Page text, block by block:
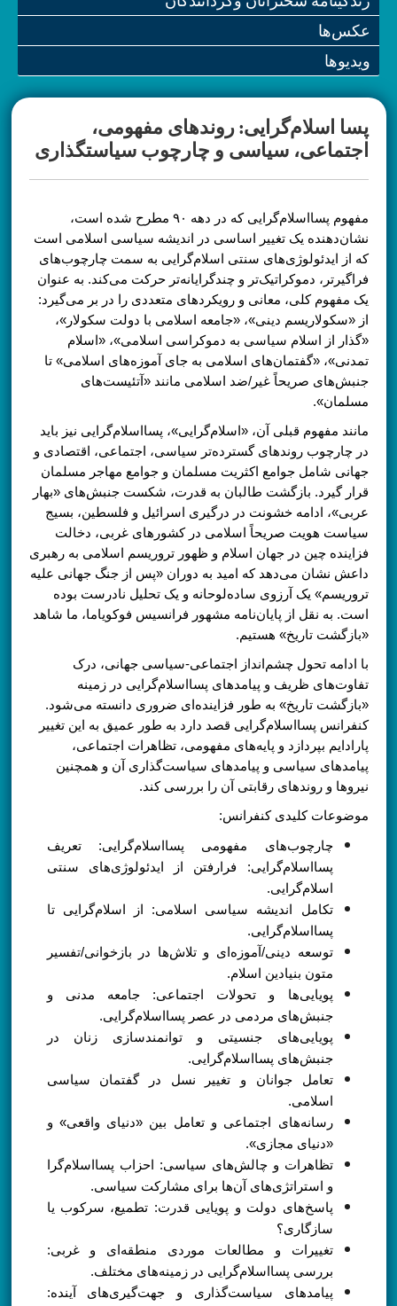
عکس‌ها
ویدیو‌ها
پسا اسلام‌گرایی: روندهای مفهومی،
اجتماعی، سیاسی و چارچوب سیاستگذاری
مفهوم پسااسلام‌گرایی که در دهه ۹۰ مطرح شده است،
نشان‌دهنده یک تغییر اساسی در اندیشه سیاسی اسلامی است
که از ایدئولوژی‌های سنتی اسلام‌گرایی به سمت چارچوب‌های
فراگیرتر، دموکراتیک‌تر و چندگرایانه‌تر حرکت می‌کند. به عنوان
یک مفهوم کلی، معانی و رویکردهای متعددی را در بر می‌گیرد:
از «سکولاریسم دینی»، «جامعه اسلامی با دولت سکولار»،
«گذار از اسلام سیاسی به دموکراسی اسلامی»، «اسلام
تمدنی»، «گفتمان‌های اسلامی به جای آموزه‌های اسلامی» تا
جنبش‌های صریحاً غیر/ضد اسلامی مانند «آتئیست‌های
مسلمان».
مانند مفهوم قبلی آن، «اسلام‌گرایی»، پسااسلام‌گرایی نیز باید
در چارچوب روندهای گسترده‌تر سیاسی، اجتماعی، اقتصادی و
جهانی شامل جوامع اکثریت مسلمان و جوامع مهاجر مسلمان
قرار گیرد. بازگشت طالبان به قدرت، شکست جنبش‌های «بهار
عربی»، ادامه خشونت در درگیری اسرائیل و فلسطین، بسیج
سیاست هویت صریحاً اسلامی در کشورهای غربی، دخالت
فزاینده چین در جهان اسلام و ظهور تروریسم اسلامی به رهبری
داعش نشان می‌دهد که امید به دوران «پس از جنگ جهانی علیه
تروریسم» یک آرزوی ساده‌لوحانه و یک تحلیل نادرست بوده
است. به نقل از پایان‌نامه مشهور فرانسیس فوکویاما، ما شاهد
«بازگشت تاریخ» هستیم.
با ادامه تحول چشم‌انداز اجتماعی-سیاسی جهانی، درک
تفاوت‌های ظریف و پیامدهای پسااسلام‌گرایی در زمینه
«بازگشت تاریخ» به طور فزاینده‌ای ضروری دانسته می‌شود.
کنفرانس پسااسلام‌گرایی قصد دارد به طور عمیق به این تغییر
پارادایم بپردازد و پایه‌های مفهومی، تظاهرات اجتماعی،
پیامدهای سیاسی و پیامدهای سیاست‌گذاری آن و همچنین
نیروها و روندهای رقابتی آن را بررسی کند.
موضوعات کلیدی کنفرانس:
چارچوب‌های مفهومی پسااسلام‌گرایی: تعریف
پسااسلام‌گرایی: فرارفتن از ایدئولوژی‌های سنتی
اسلام‌گرایی.
تکامل اندیشه سیاسی اسلامی: از اسلام‌گرایی تا
پسااسلام‌گرایی.
توسعه دینی/آموزه‌ای و تلاش‌ها در بازخوانی/تفسیر
متون بنیادین اسلام.
پویایی‌ها و تحولات اجتماعی: جامعه مدنی و
جنبش‌های مردمی در عصر پسااسلام‌گرایی.
پویایی‌های جنسیتی و توانمندسازی زنان در
جنبش‌های پسااسلام‌گرایی.
تعامل جوانان و تغییر نسل در گفتمان سیاسی
اسلامی.
رسانه‌های اجتماعی و تعامل بین «دنیای واقعی» و
«دنیای مجازی».
تظاهرات و چالش‌های سیاسی: احزاب پسااسلام‌گرا
و استراتژی‌های آن‌ها برای مشارکت سیاسی.
پاسخ‌های دولت و پویایی قدرت: تطمیع، سرکوب یا
سازگاری؟
تغییرات و مطالعات موردی منطقه‌ای و غربی:
بررسی پسااسلام‌گرایی در زمینه‌های مختلف.
پیامدهای سیاست‌گذاری و جهت‌گیری‌های آینده: